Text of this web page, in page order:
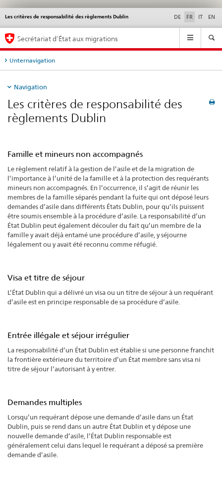
Les critères de responsabilité des règlements Dublin DE FR IT EN
Service
Navigation
Secrétariat d’État aux migrations
Unternavigation
Navigation
Les critères de responsabilité des
règlements Dublin
Famille et mineurs non accompagnés
Le règlement relatif à la gestion de l’asile et de la migration de
l’importance à l’unité de la famille et à la protection des requérants
mineurs non accompagnés. En l’occurrence, il s’agit de réunir les
membres de la famille séparés pendant la fuite qui ont déposé leurs
demandes d’asile dans différents États Dublin, pour qu’ils puissent
être soumis ensemble à la procédure d’asile. La responsabilité d’un
État Dublin peut également découler du fait qu’un membre de la
famille y avait déjà entamé une procédure d’asile, y séjourne
légalement ou y avait été reconnu comme réfugié.
Visa et titre de séjour
L’État Dublin qui a délivré un visa ou un titre de séjour à un requérant
d’asile est en principe responsable de sa procédure d’asile.
Entrée illégale et séjour irrégulier
La responsabilité d’un État Dublin est établie si une personne franchit
la frontière extérieure du territoire d’un État membre sans visa ni
titre de séjour l’autorisant à y entrer.
Demandes multiples
Lorsqu’un requérant dépose une demande d’asile dans un État
Dublin, puis se rend dans un autre État Dublin et y dépose une
nouvelle demande d’asile, l’État Dublin responsable est
généralement celui dans lequel le requérant a déposé sa première
demande d’asile.